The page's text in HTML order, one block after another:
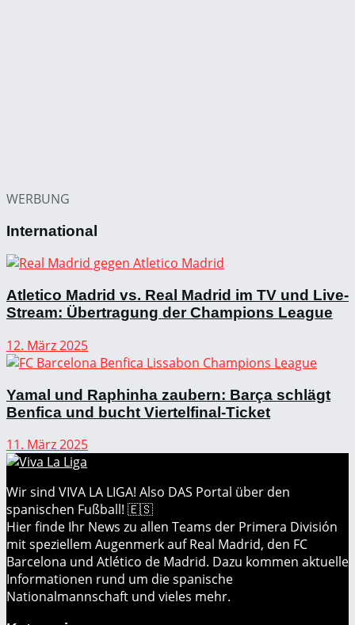
WERBUNG
International
Atletico Madrid vs. Real Madrid im TV und Live-
Stream: Übertragung der Champions League
12. März 2025
Yamal und Raphinha zaubern: Barça schlägt
Benfica und bucht Viertelfinal-Ticket
11. März 2025
Wir sind VIVA LA LIGA! Also DAS Portal über den
spanischen Fußball! 🇪🇸
Hier finde Ihr News zu allen Teams der Primera División
mit speziellem Augenmerk auf Real Madrid, den FC
Barcelona und Atlético de Madrid. Dazu kommen aktuelle
Informationen rund um die spanische
Nationalmannschaft und vieles mehr.